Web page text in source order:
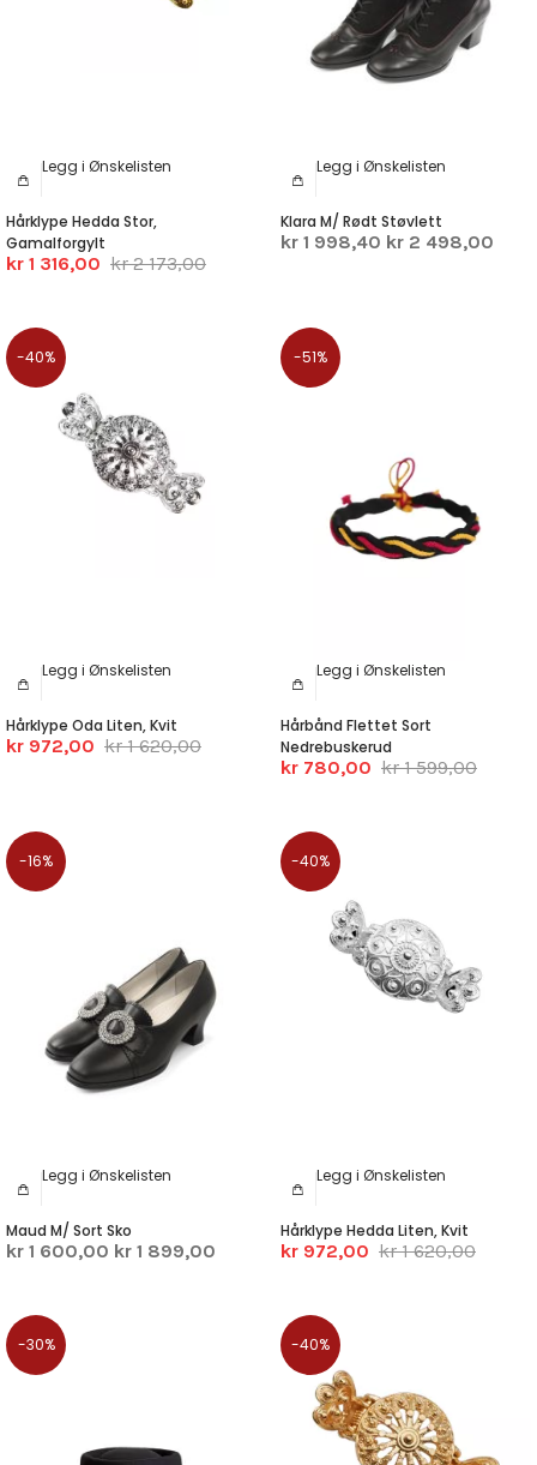
Legg i Ønskelisten
Hårklype Hedda Stor,
Gamalforgylt
kr 1 316,00 kr 2 173,00
Legg i Ønskelisten
Klara M/ Rødt Støvlett
kr 1 998,40 kr 2 498,00
-40%
Legg i Ønskelisten
Hårklype Oda Liten, Kvit
kr 972,00 kr 1 620,00
-51%
Legg i Ønskelisten
Hårbånd Flettet Sort
Nedrebuskerud
kr 780,00 kr 1 599,00
-16%
Legg i Ønskelisten
Maud M/ Sort Sko
kr 1 600,00 kr 1 899,00
-40%
Legg i Ønskelisten
Hårklype Hedda Liten, Kvit
kr 972,00 kr 1 620,00
-30% -40%